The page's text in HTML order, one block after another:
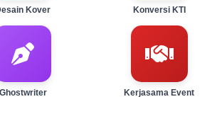
Kover Konversi KTI
Kerjasama Event